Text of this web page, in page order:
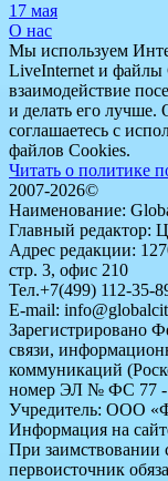
17 мая
О нас
Мы используем
LiveInternet и файлы
взаимодействие
и делать его лучше.
соглашаетесь с
файлов Cookies.
Читать о политике
2007-2026©
Наименование:
Главный редактор:
Адрес редакции:
стр. 3, офис 210
Тел.+7(499) 112-35-
E-mail:
Зарегистрировано
связи,
коммуникаций
номер ЭЛ № ФС 77 -
Учредитель: ООО
Информация на
При заимствовании
первоисточник